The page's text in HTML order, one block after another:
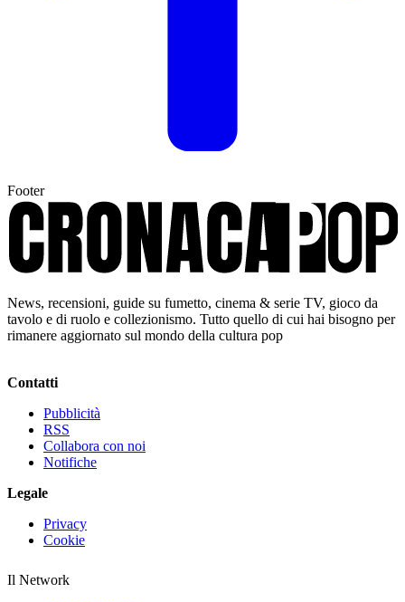
Footer
News, recensioni, guide su fumetto, cinema & serie TV, gioco da
tavolo e di ruolo e collezionismo. Tutto quello di cui hai bisogno per
rimanere aggiornato sul mondo della cultura pop
Contatti
Pubblicità
RSS
Collabora con noi
Notifiche
Legale
Privacy
Cookie
Il Network